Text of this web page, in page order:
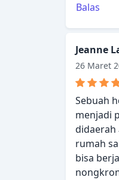
Balas
Jeanne
26 Maret
Sebuah
menjadi
didaerah
rumah
bisa